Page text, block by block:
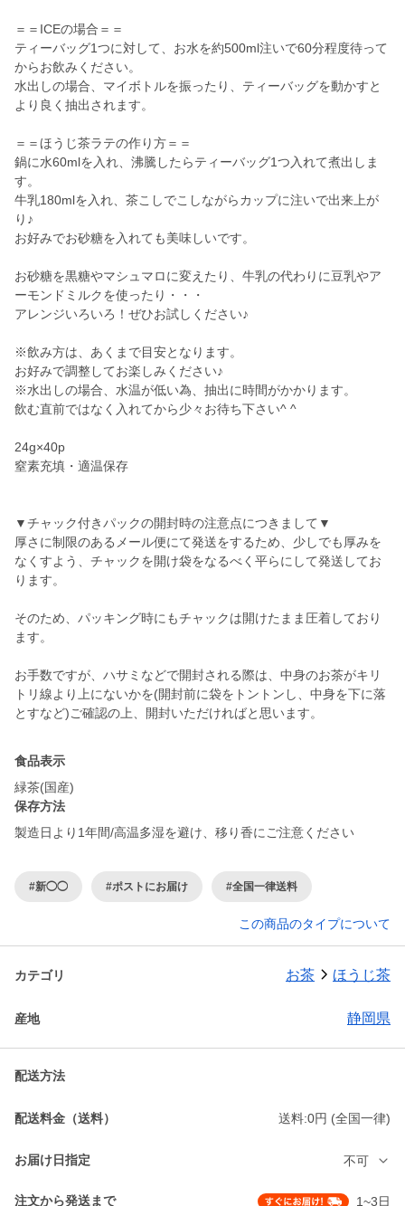
＝＝ICEの場合＝＝
ティーバッグ1つに対して、お水を約500ml注いで60分程度待って
からお飲みください。
水出しの場合、マイボトルを振ったり、ティーバッグを動かすと
より良く抽出されます。
＝＝ほうじ茶ラテの作り方＝＝
鍋に水60mlを入れ、沸騰したらティーバッグ1つ入れて煮出しま
す。
牛乳180mlを入れ、茶こしでこしながらカップに注いで出来上が
り♪
お好みでお砂糖を入れても美味しいです。
お砂糖を黒糖やマシュマロに変えたり、牛乳の代わりに豆乳やア
ーモンドミルクを使ったり・・・
アレンジいろいろ！ぜひお試しください♪
※飲み方は、あくまで目安となります。
お好みで調整してお楽しみください♪
※水出しの場合、水温が低い為、抽出に時間がかかります。
飲む直前ではなく入れてから少々お待ち下さい^ ^
24g×40p
窒素充填・適温保存
▼チャック付きパックの開封時の注意点につきまして▼
厚さに制限のあるメール便にて発送をするため、少しでも厚みを
なくすよう、チャックを開け袋をなるべく平らにして発送してお
ります。
そのため、パッキング時にもチャックは開けたまま圧着しており
ます。
お手数ですが、ハサミなどで開封される際は、中身のお茶がキリ
トリ線より上にないかを(開封前に袋をトントンし、中身を下に落
とすなど)ご確認の上、開封いただければと思います。
食品表示
緑茶(国産)
保存方法
製造日より1年間/高温多湿を避け、移り香にご注意ください
#新◯◯ #ポストにお届け #全国一律送料
この商品のタイプについて
カテゴリ お茶 ほうじ茶
産地 静岡県
配送方法
配送料金（送料） 送料:0円 (全国一律)
お届け日指定 不可
注文から発送まで 1~3日